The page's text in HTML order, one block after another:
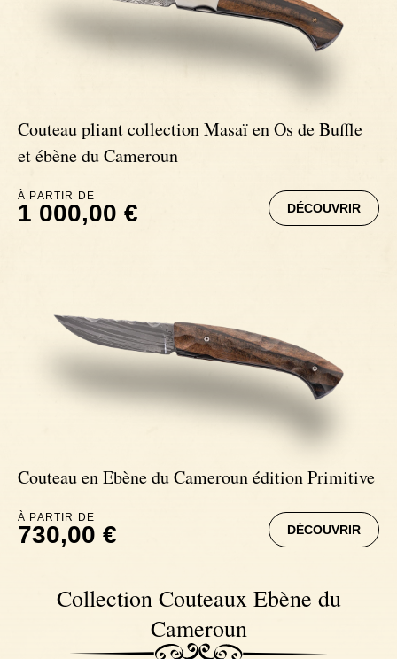
Couteau pliant collection Masaï en Os de Buffle
et ébène du Cameroun
À PARTIR DE
1 000,00 € DÉCOUVRIR
Couteau en Ebène du Cameroun édition Primitive
À PARTIR DE
730,00 € DÉCOUVRIR
Collection Couteaux Ebène du
Cameroun
Signatures
Couteaux Impala
Couteaux Morta
Couteaux Loupe de Peuplier
Couteaux Bouleau
Couteaux Mouflon